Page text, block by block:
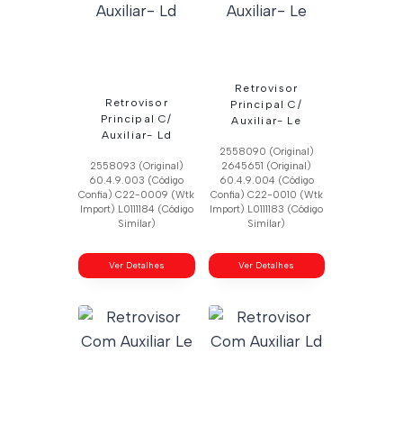
Retrovisor
Principal C/
Auxiliar- Ld
2558093 (Original)
60.4.9.003 (Código
Confia) C22-0009 (Wtk
Import) L0111184 (Código
Similar)
Ver Detalhes
Retrovisor
Principal C/
Auxiliar- Le
2558090 (Original)
2645651 (Original)
60.4.9.004 (Código
Confia) C22-0010 (Wtk
Import) L0111183 (Código
Similar)
Ver Detalhes